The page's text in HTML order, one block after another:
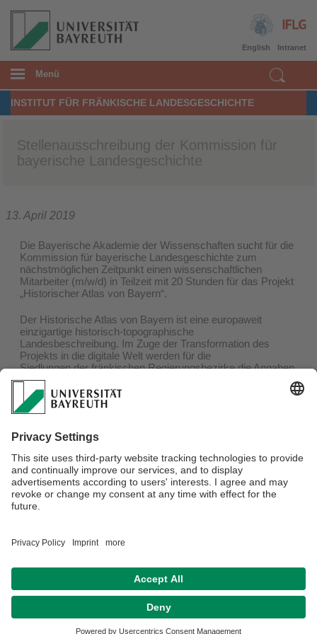
Intranet
English
Menü
INSTITUT FÜR FRÄNKISCHE LANDESGESCHICHTE
Stellenausschreibung der Kommission für
bayerische Landesgeschichte
13. April 2019
Die Bayerische Akademie der Wissenschaften sucht für die
Kommission für bayerische Landesgeschichte zum
nächstmöglichen Zeitpunkt einen wissenschaftlichen
Mitarbeiter (m/w/d) in Teilzeit mit 20 Stunden für das Projekt
„Historischer Atlas von Bayern“.
Der Historische Atlas von Bayern ist eine europaweit
einzigartige historisch-topographische
Landesbeschreibung. Im Zuge der Transformation des
Projekts in die digitale Welt werden für die
Siedlungen der fränkischen Regierungsbezirke die Angaben
zur Landesherrschaft, Dorf- und
Gemeindeherrschaft, Vogtei, Grundherrschaft sowie zur
kirchlichen Organisation am Ende des
Alten Reiches in Datenbanken erfasst.
Nähere Details zur Bewerbung entnehmen Sie bitte der
Ausschreibung:
KBL_Ausschreibung_HAB_Franken_Ortsstatistiken
Impressum
Barrierefreiheitserklärung
Kontakt